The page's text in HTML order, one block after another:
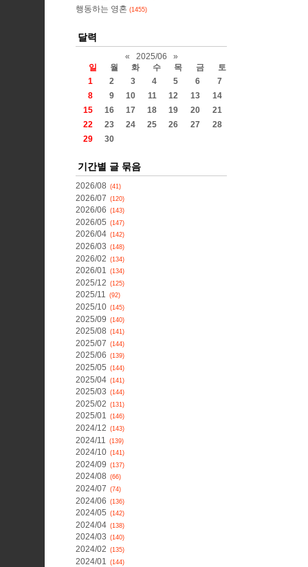
행동하는 영혼 (1455)
달력
« 2025/06
»
일
월 화 수 목 금
토
1
2 3 4 5 6
7
8
9 10 11 12 13
14
15
16 17 18 19 20
21
22
23 24 25 26 27
28
29
30
기간별 글 묶음
2026/08 (41)
2026/07 (120)
2026/06 (143)
2026/05 (147)
2026/04 (142)
2026/03 (148)
2026/02 (134)
2026/01 (134)
2025/12 (125)
2025/11 (92)
2025/10 (145)
2025/09 (140)
2025/08 (141)
2025/07 (144)
2025/06 (139)
2025/05 (144)
2025/04 (141)
2025/03 (144)
2025/02 (131)
2025/01 (146)
2024/12 (143)
2024/11 (139)
2024/10 (141)
2024/09 (137)
2024/08 (66)
2024/07 (74)
2024/06 (136)
2024/05 (142)
2024/04 (138)
2024/03 (140)
2024/02 (135)
2024/01 (144)